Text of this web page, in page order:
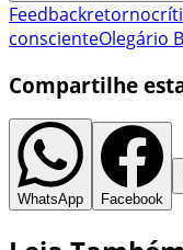
Feedbackretorno
conscienteOlegário
Compartilhe
WhatsApp Facebook